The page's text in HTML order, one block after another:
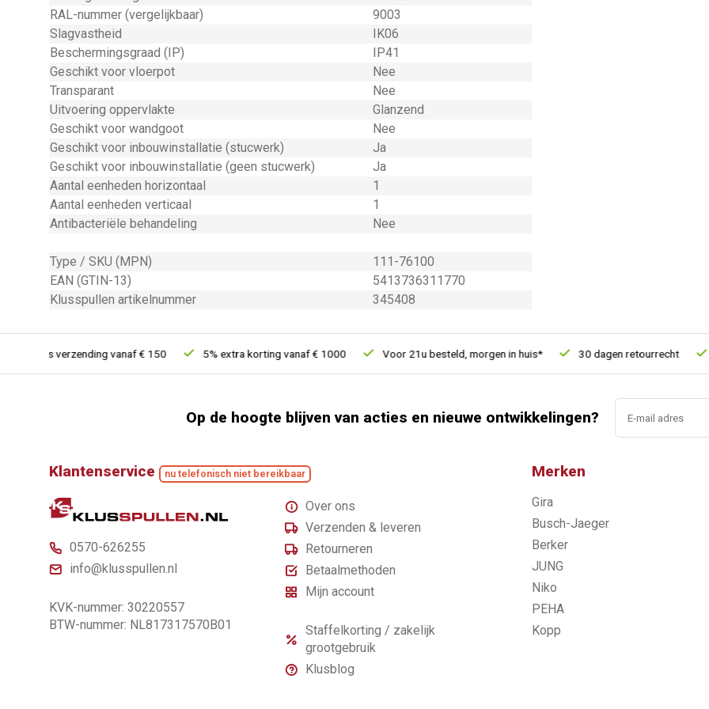
RAL-nummer (vergelijkbaar)
9003
Slagvastheid
IK06
Beschermingsgraad (IP)
IP41
Geschikt voor vloerpot
Nee
Transparant
Nee
Uitvoering oppervlakte
Glanzend
Geschikt voor wandgoot
Nee
Geschikt voor inbouwinstallatie (stucwerk)
Ja
Geschikt voor inbouwinstallatie (geen stucwerk)
Ja
Aantal eenheden horizontaal
1
Aantal eenheden verticaal
1
Antibacteriële behandeling
Nee
Type / SKU (MPN)
111-76100
EAN (GTIN-13)
5413736311770
Klusspullen artikelnummer
345408
verzending vanaf € 150 5% extra korting vanaf € 1000 Voor 21u besteld, morgen in huis* 30 dagen retourrecht
Op de hoogte blijven van acties en nieuwe ontwikkelingen?
Klantenservice nu telefonisch niet bereikbaar
0570-626255
info@klusspullen.nl
KVK-nummer: 30220557
BTW-nummer: NL817317570B01
Over ons
Verzenden & leveren
Retourneren
Betaalmethoden
Mijn account
Staffelkorting / zakelijk
grootgebruik
Klusblog
Merken
Gira
Busch-Jaeger
Berker
JUNG
Niko
PEHA
Kopp